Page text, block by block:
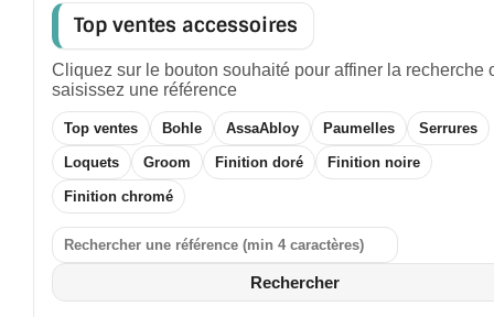
Top ventes accessoires
Cliquez sur le bouton souhaité pour affiner la recherche
saisissez une référence
Top ventes Bohle AssaAbloy Paumelles Serrures
Loquets Groom Finition doré Finition noire
Finition chromé
Rechercher